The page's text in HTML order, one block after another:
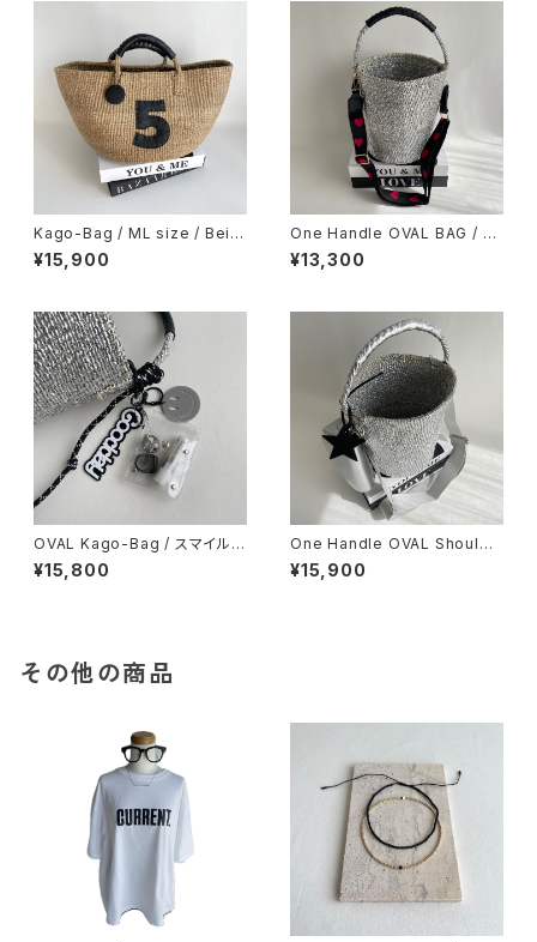
Kago-Bag / ML size / Beig
e / No.5
¥15,900
One Handle OVAL BAG / Sh
oulder Strap Herat
¥13,300
OVAL Kago-Bag / スマイルチ
ャーム＆エコバッグ付
¥15,800
One Handle OVAL Shoulde
r Strap Bag ＆ mini body ba
g
¥15,900
その他の商品